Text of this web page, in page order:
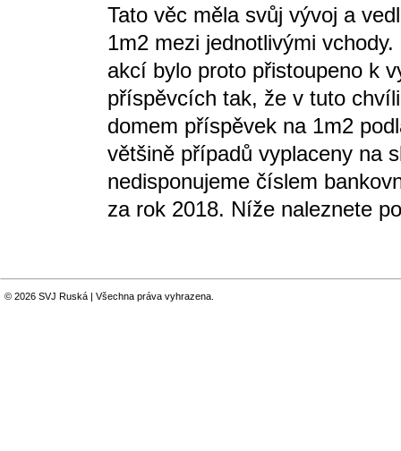
Tato věc měla svůj vývoj a
1m2 mezi jednotlivými
akcí bylo proto přistoupeno k
příspěvcích tak, že v tuto
domem příspěvek na 1m2
většině případů vyplaceny na
nedisponujeme číslem
za rok 2018. Níže naleznete
© 2026 SVJ Ruská | Všechna práva vyhrazena.